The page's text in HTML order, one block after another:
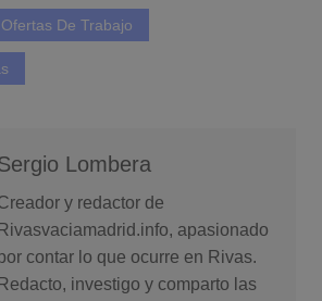
Ofertas De Trabajo
Lombera
y redactor de
Rivasvaciamadrid.info, apasionado
contar lo que ocurre en Rivas.
Redacto, investigo y comparto las